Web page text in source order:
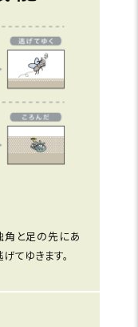
角と足の先にあ
てゆきます。